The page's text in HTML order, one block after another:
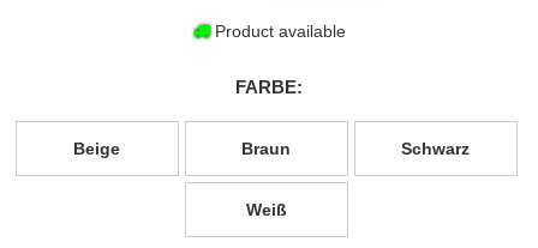
Product available
FARBE:
Beige Braun Schwarz
Weiß